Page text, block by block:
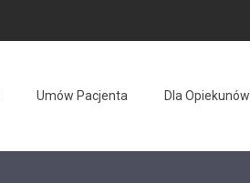
Umów Pacjenta Dla Opiekunów